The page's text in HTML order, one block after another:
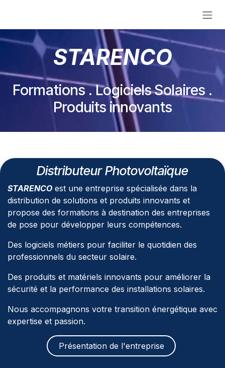
STARENCO
Formations . Logiciels Solaires .
Produits innovants
Distributeur Photovoltaïque
STARENCO est une entreprise spécialisée dans la
distribution de solutions et produits innovants et
propose des formations à destination des entreprises
de pose pour développer leurs compétences.
Des logiciels métiers pour faciliter le quotidien des
professionnels du secteur solaire.
Des produits et matériels innovants pour améliorer la
sécurité et la performance des installations solaires.
Nous accompagnons votre transition énergétique avec
expertise et passion.
Présentation de l'entreprise